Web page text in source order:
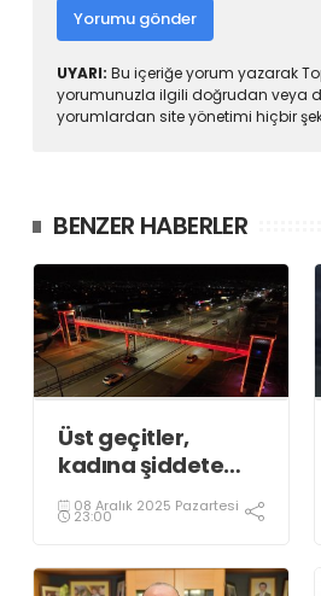
Yorumu gönder
UYARI: Bu içeriğe yorum yazarak
yorumunuzla ilgili doğrudan veya
yorumlardan site yönetimi hiçbir
BENZER HABERLER
Üst geçitler,
kadına şiddete
karşı “turuncu”
renkle aydınlatıldı;
08 Aralık 2025 Pazartesi
23:00